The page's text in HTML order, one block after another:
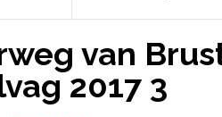
van
2017 3